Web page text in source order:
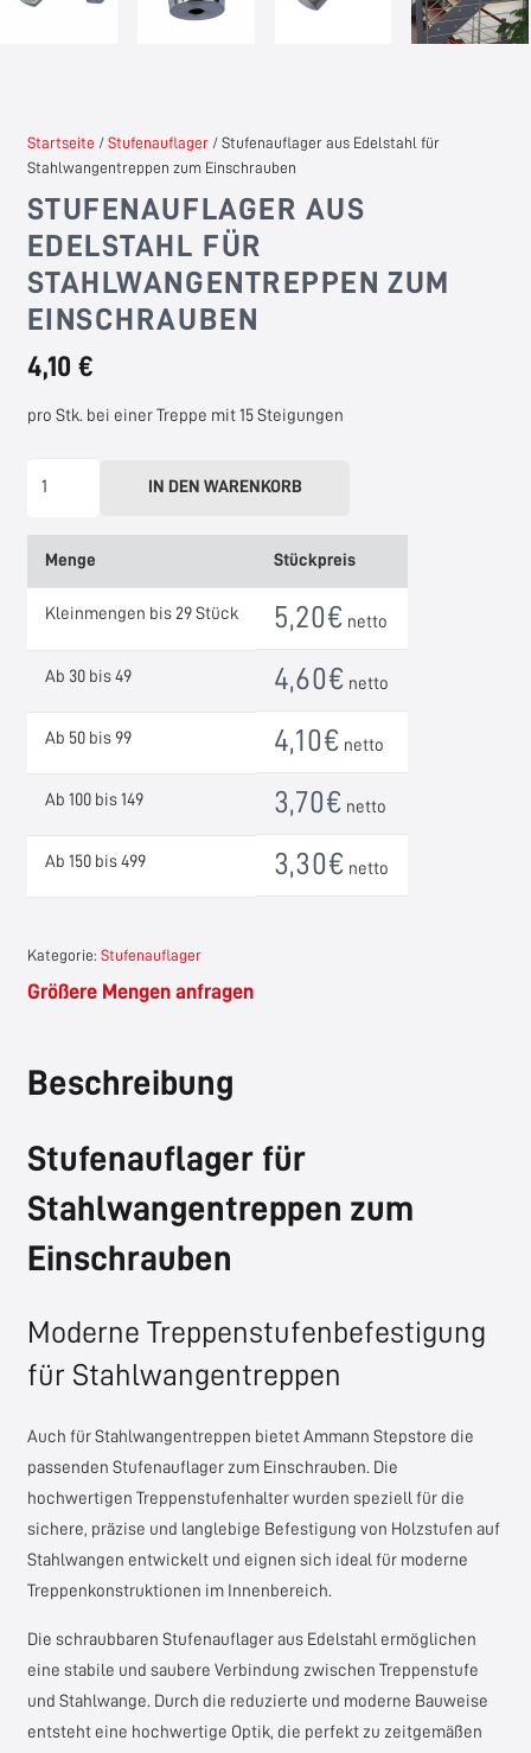
Startseite / Stufenauflager/ Stufenauflager aus Edelstahl für
Stahlwangentreppen zum Einschrauben
STUFENAUFLAGER AUS
EDELSTAHL FÜR
STAHLWANGENTREPPEN ZUM
EINSCHRAUBEN
4,10 €
pro Stk. bei einer Treppe mit 15 Steigungen
Edelstahl
für
Menge
IN DEN WARENKORB
Menge Stückpreis
Kleinmengen bis 29 Stück 5,20€ netto
Ab 30 bis 49 4,60€ netto
Ab 50 bis 99 4,10€ netto
Ab 100 bis 149 3,70€ netto
Ab 150 bis 499 3,30€ netto
Kategorie: Stufenauflager
Größere Mengen anfragen
Beschreibung
Stufenauflager für
Stahlwangentreppen zum
Einschrauben
Moderne Treppenstufenbefestigung
für Stahlwangentreppen
Auch für Stahlwangentreppen bietet Ammann Stepstore die
passenden Stufenauflager zum Einschrauben. Die
hochwertigen Treppenstufenhalter wurden speziell für die
sichere, präzise und langlebige Befestigung von Holzstufen auf
Stahlwangen entwickelt und eignen sich ideal für moderne
Treppenkonstruktionen im Innenbereich.
Die schraubbaren Stufenauflager aus Edelstahl ermöglichen
eine stabile und saubere Verbindung zwischen Treppenstufe
und Stahlwange. Durch die reduzierte und moderne Bauweise
entsteht eine hochwertige Optik, die perfekt zu zeitgemäßen